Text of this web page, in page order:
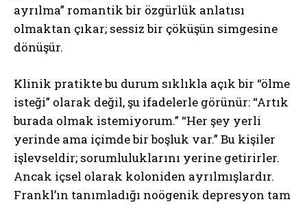
ayrılma” romantik bir özgürlük anlatısı
olmaktan çıkar; sessiz bir çöküşün simgesine
dönüşür.
Klinik pratikte bu durum sıklıkla açık bir “ölme
isteği” olarak değil, şu ifadelerle görünür: “Artık
burada olmak istemiyorum.” “Her şey yerli
yerinde ama içimde bir boşluk var.” Bu kişiler
işlevseldir; sorumluluklarını yerine getirirler.
Ancak içsel olarak koloniden ayrılmışlardır.
Frankl’ın tanımladığı noögenik depresyon tam